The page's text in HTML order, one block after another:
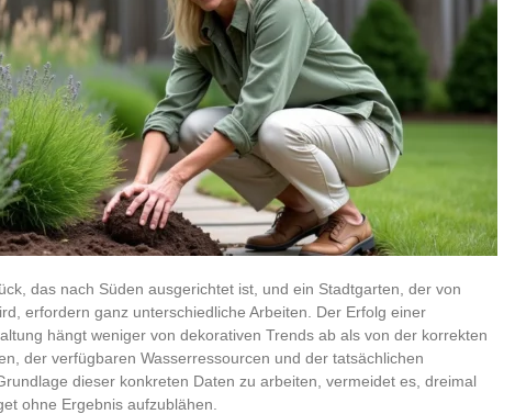
das nach Süden ausgerichtet ist, und ein Stadtgarten, der von
erfordern ganz unterschiedliche Arbeiten. Der Erfolg einer
hängt weniger von dekorativen Trends ab als von der korrekten
der verfügbaren Wasserressourcen und der tatsächlichen
dieser konkreten Daten zu arbeiten, vermeidet es, dreimal
ohne Ergebnis aufzublähen.